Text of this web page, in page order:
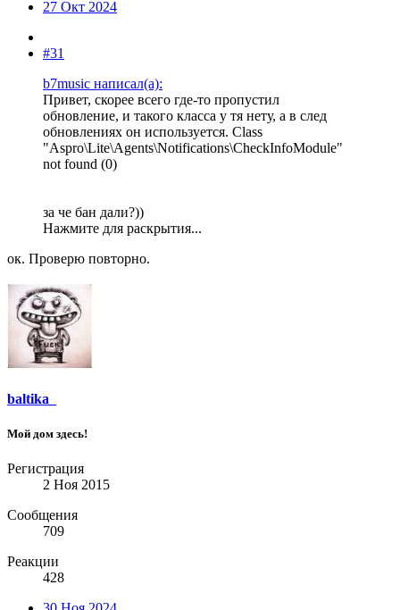
27 Окт 2024
#31
b7music написал(а):
Привет, скорее всего где-то пропустил
обновление, и такого класса у тя нету, а в след
обновлениях он используется. Class
"Aspro\Lite\Agents\Notifications\CheckInfoModule"
not found (0)
за че бан дали?))
Нажмите для раскрытия...
ок. Проверю повторно.
baltika_
Мой дом здесь!
Регистрация
2 Ноя 2015
Сообщения
709
Реакции
428